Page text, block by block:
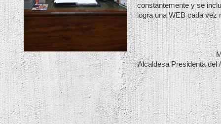
constantemente y se
logra una WEB cada vez
Un
María
Alcaldesa Presidenta del